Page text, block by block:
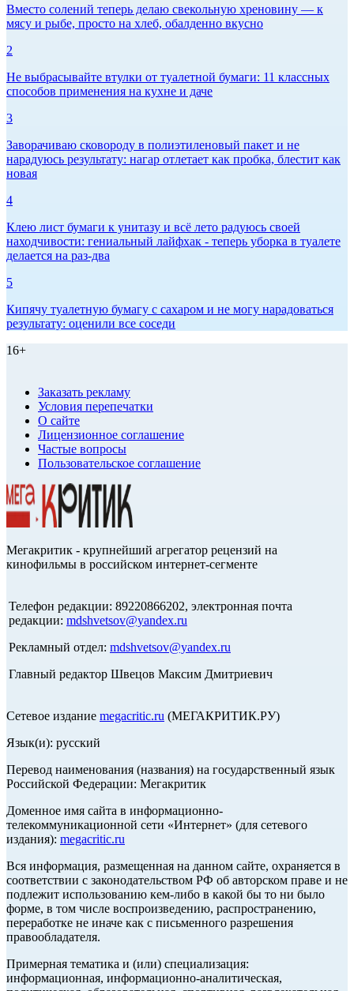
Вместо солений теперь делаю свекольную хреновину — к
мясу и рыбе, просто на хлеб, обалденно вкусно
2
Не выбрасывайте втулки от туалетной бумаги: 11 классных
способов применения на кухне и даче
3
Заворачиваю сковороду в полиэтиленовый пакет и не
нарадуюсь результату: нагар отлетает как пробка, блестит как
новая
4
Клею лист бумаги к унитазу и всё лето радуюсь своей
находчивости: гениальный лайфхак - теперь уборка в туалете
делается на раз-два
5
Кипячу туалетную бумагу с сахаром и не могу нарадоваться
результату: оценили все соседи
16+
Заказать рекламу
Условия перепечатки
О сайте
Лицензионное соглашение
Частые вопросы
Пользовательское соглашение
Мегакритик - крупнейший агрегатор рецензий на
кинофильмы в российском интернет-сегменте
Телефон редакции: 89220866202, электронная почта
редакции: mdshvetsov@yandex.ru
Рекламный отдел: mdshvetsov@yandex.ru
Главный редактор Швецов Максим Дмитриевич
Сетевое издание megacritic.ru (МЕГАКРИТИК.РУ)
Язык(и): русский
Перевод наименования (названия) на государственный язык
Российской Федерации: Мегакритик
Доменное имя сайта в информационно-
телекоммуникационной сети «Интернет» (для сетевого
издания): megacritic.ru
Вся информация, размещенная на данном сайте, охраняется в
соответствии с законодательством РФ об авторском праве и не
подлежит использованию кем-либо в какой бы то ни было
форме, в том числе воспроизведению, распространению,
переработке не иначе как с письменного разрешения
правообладателя.
Примерная тематика и (или) специализация:
информационная, информационно-аналитическая,